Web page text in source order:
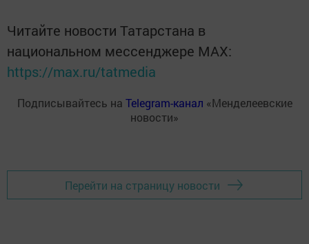
Читайте новости Татарстана в
национальном мессенджере MАХ:
https://max.ru/tatmedia
Подписывайтесь на Telegram-канал «Менделеевские
новости»
Перейти на страницу новости